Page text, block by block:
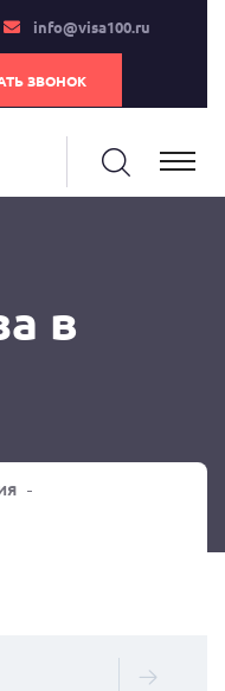
info@visa100.ru
ЗВОНОК
в